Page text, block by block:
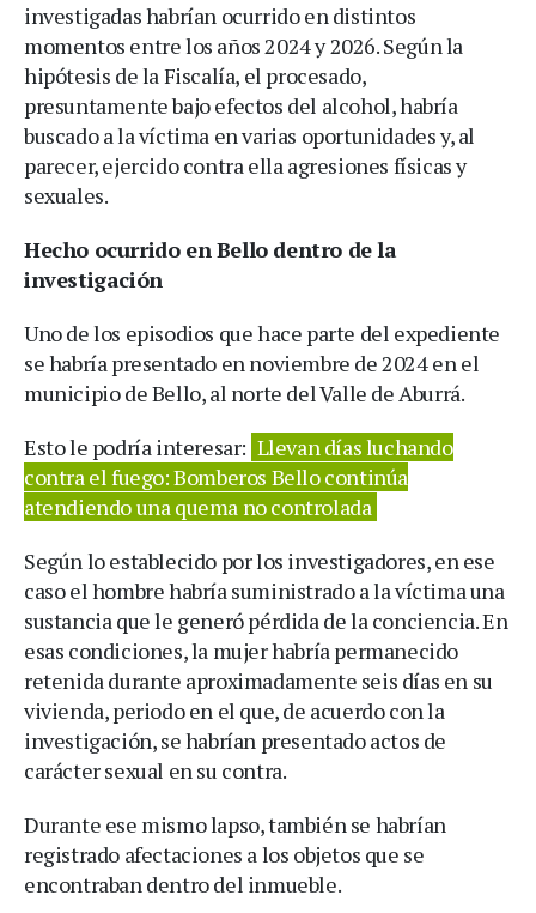
investigadas habrían ocurrido en distintos
momentos entre los años 2024 y 2026. Según la
hipótesis de la Fiscalía, el procesado,
presuntamente bajo efectos del alcohol, habría
buscado a la víctima en varias oportunidades y, al
parecer, ejercido contra ella agresiones físicas y
sexuales.
Hecho ocurrido en Bello dentro de la
investigación
Uno de los episodios que hace parte del expediente
se habría presentado en noviembre de 2024 en el
municipio de Bello, al norte del Valle de Aburrá.
Esto le podría interesar: Llevan días luchando
contra el fuego: Bomberos Bello continúa
atendiendo una quema no controlada
Según lo establecido por los investigadores, en ese
caso el hombre habría suministrado a la víctima una
sustancia que le generó pérdida de la conciencia. En
esas condiciones, la mujer habría permanecido
retenida durante aproximadamente seis días en su
vivienda, periodo en el que, de acuerdo con la
investigación, se habrían presentado actos de
carácter sexual en su contra.
Durante ese mismo lapso, también se habrían
registrado afectaciones a los objetos que se
encontraban dentro del inmueble.